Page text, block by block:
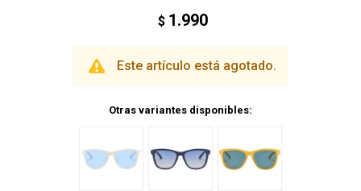
$ 1.990
Este artículo está agotado.
Otras variantes disponibles: